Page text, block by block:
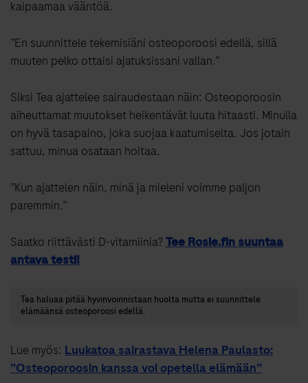
kaipaamaa vääntöä.
”En suunnittele tekemisiäni osteoporoosi edellä, sillä
muuten pelko ottaisi ajatuksissani vallan.”
Siksi Tea ajattelee sairaudestaan näin: Osteoporoosin
aiheuttamat muutokset heikentävät luuta hitaasti. Minulla
on hyvä tasapaino, joka suojaa kaatumiselta. Jos jotain
sattuu, minua osataan hoitaa.
”Kun ajattelen näin, minä ja mieleni voimme paljon
paremmin.”
Saatko riittävästi D-vitamiinia?Tee Rosie.fin suuntaa
antava testi!
Tea haluaa pitää hyvinvoinnistaan huolta mutta ei suunnittele
elämäänsä osteoporoosi edellä.
Lue myös: Luukatoa sairastava Helena Paulasto:
”Osteoporoosin kanssa voi opetella elämään”